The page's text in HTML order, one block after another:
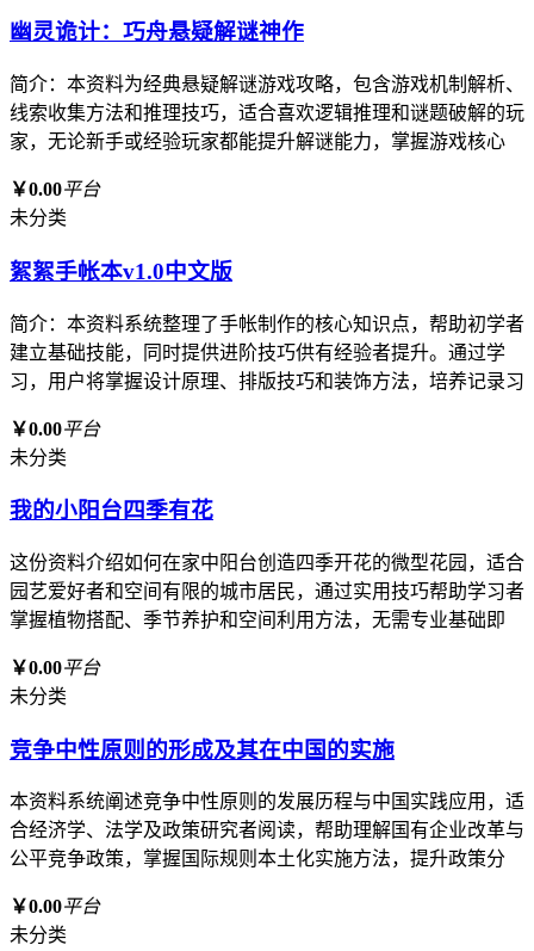
幽灵诡计：巧舟悬疑解谜神作
简介：本资料为经典悬疑解谜游戏攻略，包含游戏机制解析、
线索收集方法和推理技巧，适合喜欢逻辑推理和谜题破解的玩
家，无论新手或经验玩家都能提升解谜能力，掌握游戏核心
￥0.00平台
未分类
絮絮手帐本v1.0中文版
简介：本资料系统整理了手帐制作的核心知识点，帮助初学者
建立基础技能，同时提供进阶技巧供有经验者提升。通过学
习，用户将掌握设计原理、排版技巧和装饰方法，培养记录习
￥0.00平台
未分类
我的小阳台四季有花
这份资料介绍如何在家中阳台创造四季开花的微型花园，适合
园艺爱好者和空间有限的城市居民，通过实用技巧帮助学习者
掌握植物搭配、季节养护和空间利用方法，无需专业基础即
￥0.00平台
未分类
竞争中性原则的形成及其在中国的实施
本资料系统阐述竞争中性原则的发展历程与中国实践应用，适
合经济学、法学及政策研究者阅读，帮助理解国有企业改革与
公平竞争政策，掌握国际规则本土化实施方法，提升政策分
￥0.00平台
未分类